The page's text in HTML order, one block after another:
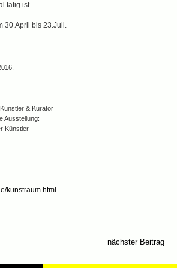
tätig ist.
30.April bis 23.Juli.
& Kurator
Ausstellung:
Künstler
kunstraum.html
nächster Beitrag